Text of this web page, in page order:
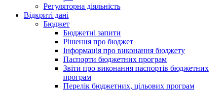
Регуляторна діяльність
Відкриті дані
Бюджет
Бюджетні запити
Рішення про бюджет
Інформація про виконання бюджету
Паспорти бюджетних програм
Звіти про виконання паспортів бюджетних
програм
Перелік бюджетних, цільових програм